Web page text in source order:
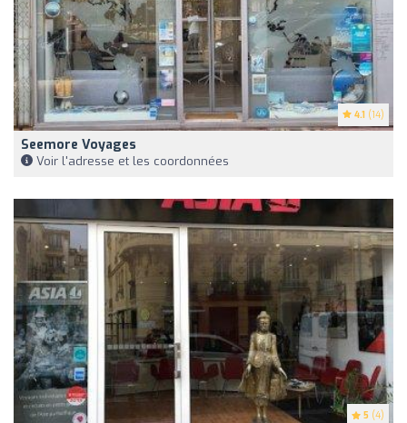
4.1 (14)
Seemore Voyages
Voir l'adresse et les coordonnées
5 (4)